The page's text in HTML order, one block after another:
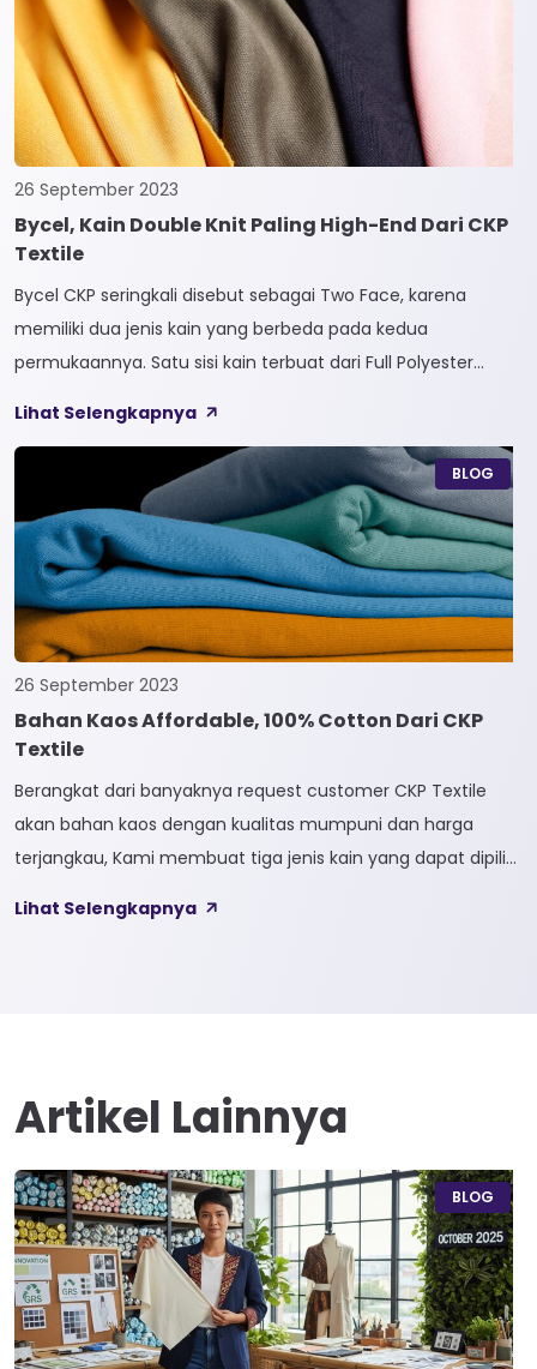
Rayon dan Cotton. Satuan yang paling […]
26 September 2023
Bycel, Kain Double Knit Paling High-End Dari CKP
Textile
Bycel CKP seringkali disebut sebagai Two Face, karena
memiliki dua jenis kain yang berbeda pada kedua
permukaannya. Satu sisi kain terbuat dari Full Polyester
Bycel merupakan kain High-End karena bersifat Fungsional,
dapat digunakan sesuai kebutuhan customer. Selain itu,
kain Bycel juga diberi teknologi teranyar yakni pemberian
dua jenis […]
Lihat Selengkapnya
BLOG
26 September 2023
Bahan Kaos Affordable, 100% Cotton Dari CKP
Textile
Berangkat dari banyaknya request customer CKP Textile
akan bahan kaos dengan kualitas mumpuni dan harga
terjangkau, Kami membuat tiga jenis kain yang dapat dipilih
kain yang bahan dasarnya 100% cotton. Softcel juga sering
Lihat Selengkapnya
Artikel Lainnya
BLOG